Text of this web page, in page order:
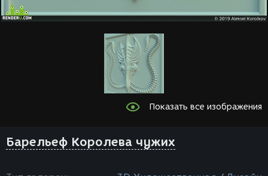
Показать все изображения
Барельеф Королева чужих